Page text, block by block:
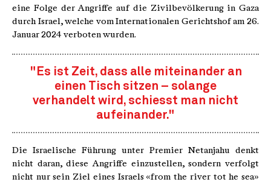
eine Folge der Angriffe auf die Zivilbevölkerung in Gaza
durch Israel, welche vom Internationalen Gerichtshof am 26.
Januar 2024 verboten wurden.
"Es ist Zeit, dass alle miteinander an
einen Tisch sitzen – solange
verhandelt wird, schiesst man nicht
aufeinander."
Die Israelische Führung unter Premier Netanjahu denkt
nicht daran, diese Angriffe einzustellen, sondern verfolgt
nicht nur sein Ziel eines Israels «from the river tot he sea»